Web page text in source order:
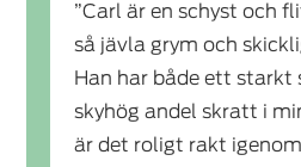
”Carl är en schyst och
så jävla grym och
Han har både ett starkt
skyhög andel skratt i
är det roligt rakt